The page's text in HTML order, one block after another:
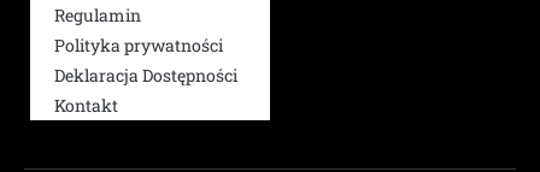
Regulamin
Polityka prywatności
Deklaracja Dostępności
Kontakt